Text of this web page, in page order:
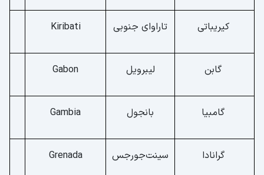
کیریباتی تاراوای جنوبی Kiribati
گابن لیبرویل Gabon
گامبیا بانجول Gambia
گرانادا سینت‌جورجس Grenada